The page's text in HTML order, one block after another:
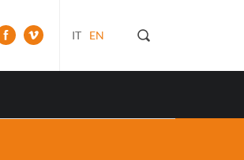
IT EN